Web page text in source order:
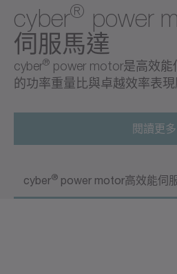
cyber® power
伺服馬達
cyber® power motor是高效
的功率重量比與卓越效率表現
閱讀更多
cyber® power motor高效能伺